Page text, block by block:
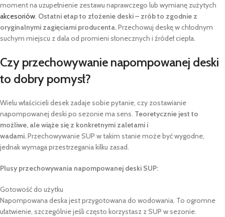
moment na uzupełnienie zestawu naprawczego lub wymianę zużytych
akcesoriów. Ostatni etap to złożenie deski – zrób to zgodnie z
oryginalnymi zagięciami producenta.Przechowuj deskę w chłodnym
suchym miejscu z dala od promieni słonecznych i źródeł ciepła.
Czy przechowywanie napompowanej deski
to dobry pomysł?
Wielu właścicieli desek zadaje sobie pytanie, czy zostawianie
napompowanej deski po sezonie ma sens. Teoretycznie jest to
możliwe, ale wiąże się z konkretnymi zaletami i
wadami.Przechowywanie SUP w takim stanie może być wygodne,
jednak wymaga przestrzegania kilku zasad.
Plusy przechowywania napompowanej deski SUP:
Gotowość do użytku
Napompowana deska jest przygotowana do wodowania. To ogromne
ułatwienie, szczególnie jeśli często korzystasz z SUP w sezonie.